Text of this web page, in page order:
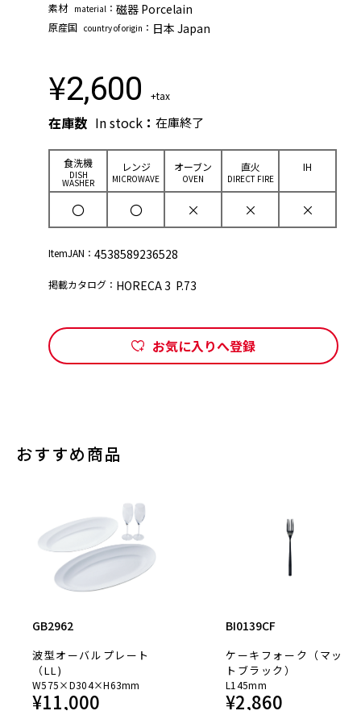
素材 material ： 磁器 Porcelain
原産国 country of origin ： 日本 Japan
¥2,600 +tax
在庫数 In stock ： 在庫終了
⾷洗機
DISH
WASHER
レンジ
MICROWAVE
オーブン
OVEN
直⽕
DIRECT FIRE
IH
〇 〇 × × ×
ItemJAN： 4538589236528
掲載カタログ： HORECA 3 P.73
お気に入りへ登録
おすすめ商品
GB2962
波型オーバルプレート
（LL)
W575×D304×H63mm
¥11,000
BI0139CF
ケーキフォーク（マッ
トブラック）
L145mm
¥2,860